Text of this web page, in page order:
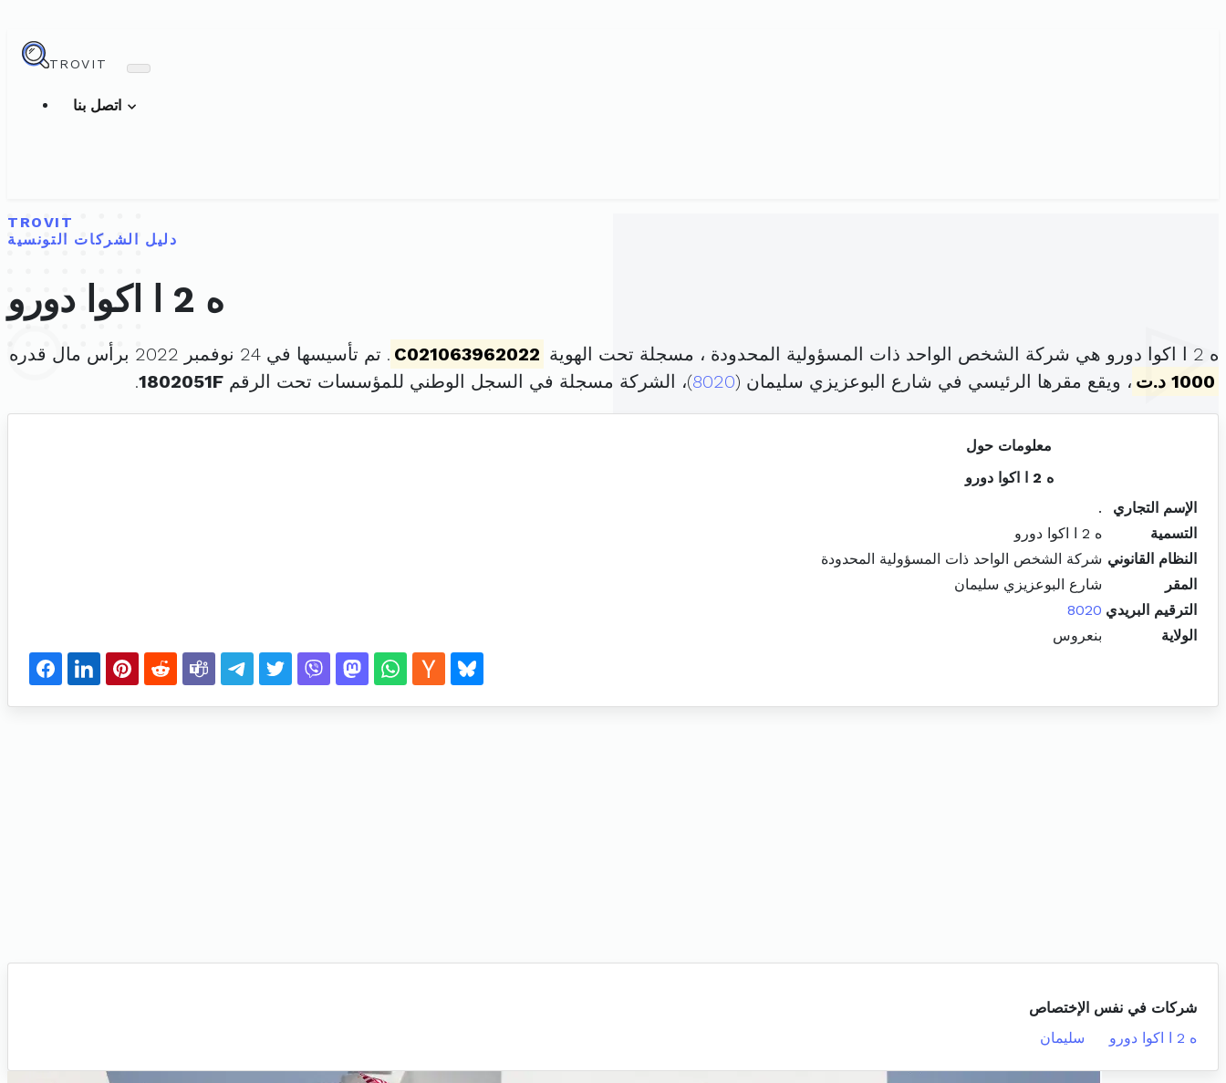
TROVIT
TROVIT
دليل الشركات التونسية
ه 2 ا اكوا دورو
ه 2 ا اكوا دورو هي شركة الشخص الواحد ذات المسؤولية المحدودة ، مسجلة تحت الهوية C021063962022 . تم تأسيسها في 24 نوفمبر 2022 برأس مال قدره
1000 د.ت
، ويقع مقرها الرئيسي في شارع البوعزيزي سليمان (8020)، الشركة مسجلة في السجل الوطني للمؤسسات تحت الرقم 1802051F
.
معلومات حول
ه 2 ا اكوا دورو
الإسم التجاري
.
التسمية
ه 2 ا اكوا دورو
النظام القانوني شركة الشخص الواحد ذات المسؤولية المحدودة
المقر
شارع البوعزيزي سليمان
الترقيم البريدي 8020
الولاية
بنعروس
شركات في نفس الإختصاص
ه 2 ا اكوا دورو
سليمان